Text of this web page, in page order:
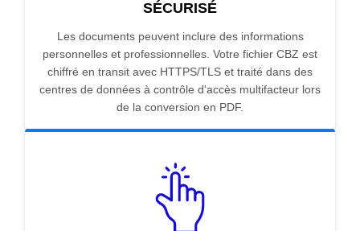
SÉCURISÉ
Les documents peuvent inclure des informations
personnelles et professionnelles. Votre fichier CBZ est
chiffré en transit avec HTTPS/TLS et traité dans des
centres de données à contrôle d'accès multifacteur lors
de la conversion en PDF.